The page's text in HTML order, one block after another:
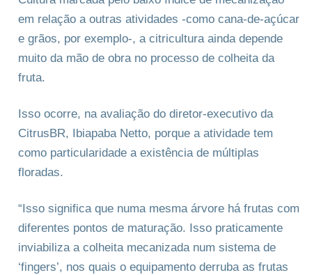
em relação a outras atividades -como cana-de-açúcar
e grãos, por exemplo-, a citricultura ainda depende
muito da mão de obra no processo de colheita da
fruta.
Isso ocorre, na avaliação do diretor-executivo da
CitrusBR, Ibiapaba Netto, porque a atividade tem
como particularidade a existência de múltiplas
floradas.
“Isso significa que numa mesma árvore há frutas com
diferentes pontos de maturação. Isso praticamente
inviabiliza a colheita mecanizada num sistema de
‘fingers’, nos quais o equipamento derruba as frutas